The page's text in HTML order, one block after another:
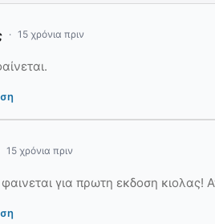
15 χρόνια πριν
15 χρόνια πριν
για πρωτη εκδοση κιολας!